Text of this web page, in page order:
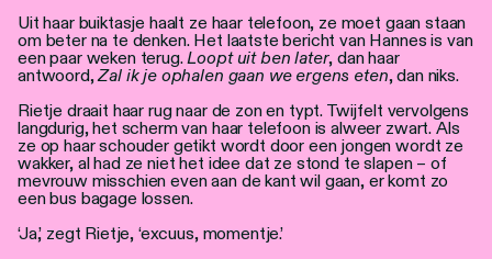
Uit haar buiktasje haalt ze haar telefoon, ze moet gaan staan
om beter na te denken. Het laatste bericht van Hannes is van
een paar weken terug.Loopt uit ben later, dan haar
antwoord,Zal ik je ophalen gaan we ergens eten, dan niks.
Rietje draait haar rug naar de zon en typt. Twijfelt vervolgens
langdurig, het scherm van haar telefoon is alweer zwart. Als
ze op haar schouder getikt wordt door een jongen wordt ze
wakker, al had ze niet het idee dat ze stond te slapen – of
mevrouw misschien even aan de kant wil gaan, er komt zo
een bus bagage lossen.
‘Ja,’ zegt Rietje, ‘excuus, momentje.’